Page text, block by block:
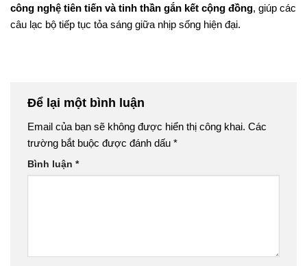
công nghệ tiên tiến và tinh thần gắn kết cộng đồng, giúp các
câu lạc bộ tiếp tục tỏa sáng giữa nhịp sống hiện đại.
Để lại một bình luận
Email của bạn sẽ không được hiển thị công khai. Các
trường bắt buộc được đánh dấu *
Bình luận *